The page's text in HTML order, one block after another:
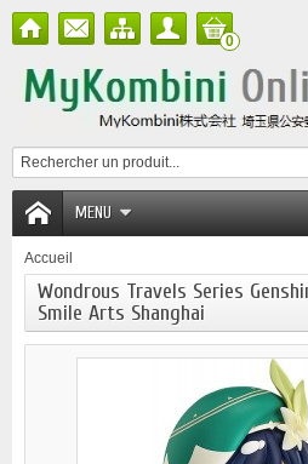
0
MENU
Accueil
Wondrous Travels Series
Smile Arts Shanghai